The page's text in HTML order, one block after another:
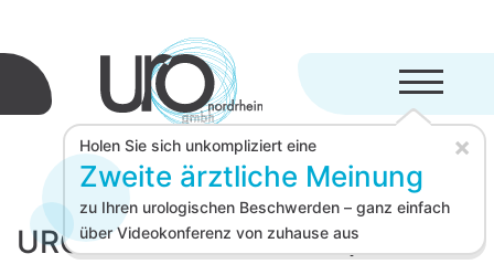
Menü
Holen Sie sich unkompliziert eine
Zweite ärztliche Meinung
zu Ihren urologischen Beschwerden – ganz einfach
über Videokonferenz von zuhause aus
×
URO-GmbH Aktuell 09/2009